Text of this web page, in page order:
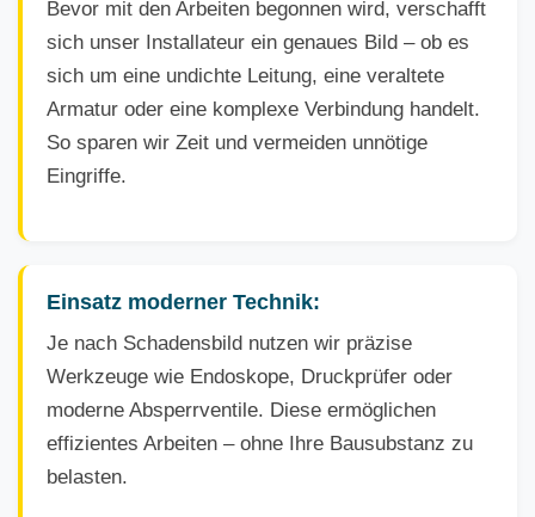
Bevor mit den Arbeiten begonnen wird, verschafft
sich unser Installateur ein genaues Bild – ob es
sich um eine undichte Leitung, eine veraltete
Armatur oder eine komplexe Verbindung handelt.
So sparen wir Zeit und vermeiden unnötige
Eingriffe.
Einsatz moderner Technik:
Je nach Schadensbild nutzen wir präzise
Werkzeuge wie Endoskope, Druckprüfer oder
moderne Absperrventile. Diese ermöglichen
effizientes Arbeiten – ohne Ihre Bausubstanz zu
belasten.